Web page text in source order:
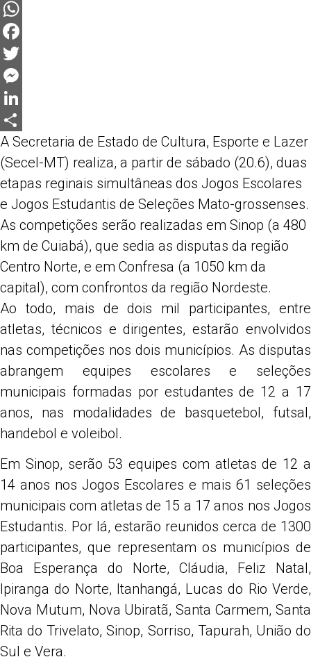
WhatsApp
Facebook
Twitter
Messenger
LinkedIn
Share
A Secretaria de Estado de Cultura, Esporte e Lazer
(Secel-MT) realiza, a partir de sábado (20.6), duas
etapas reginais simultâneas dos Jogos Escolares
e Jogos Estudantis de Seleções Mato-grossenses.
As competições serão realizadas em Sinop (a 480
km de Cuiabá), que sedia as disputas da região
Centro Norte, e em Confresa (a 1050 km da
capital), com confrontos da região Nordeste.
Ao todo, mais de dois mil participantes, entre
atletas, técnicos e dirigentes, estarão envolvidos
nas competições nos dois municípios. As disputas
abrangem equipes escolares e seleções
municipais formadas por estudantes de 12 a 17
anos, nas modalidades de basquetebol, futsal,
handebol e voleibol.
Em Sinop, serão 53 equipes com atletas de 12 a
14 anos nos Jogos Escolares e mais 61 seleções
municipais com atletas de 15 a 17 anos nos Jogos
Estudantis. Por lá, estarão reunidos cerca de 1300
participantes, que representam os municípios de
Boa Esperança do Norte, Cláudia, Feliz Natal,
Ipiranga do Norte, Itanhangá, Lucas do Rio Verde,
Nova Mutum, Nova Ubiratã, Santa Carmem, Santa
Rita do Trivelato, Sinop, Sorriso, Tapurah, União do
Sul e Vera.